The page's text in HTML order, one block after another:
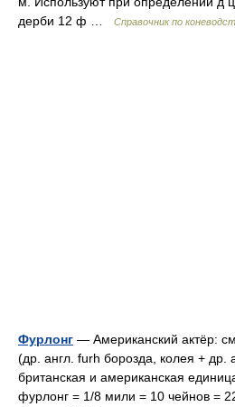
дерби 12 ф …
Справочник по
Фурлонг — Американский актёр:
(др. англ. furh борозда, колея + др.
британская и американская
фурлонг = 1/8 мили = 10 чейнов =